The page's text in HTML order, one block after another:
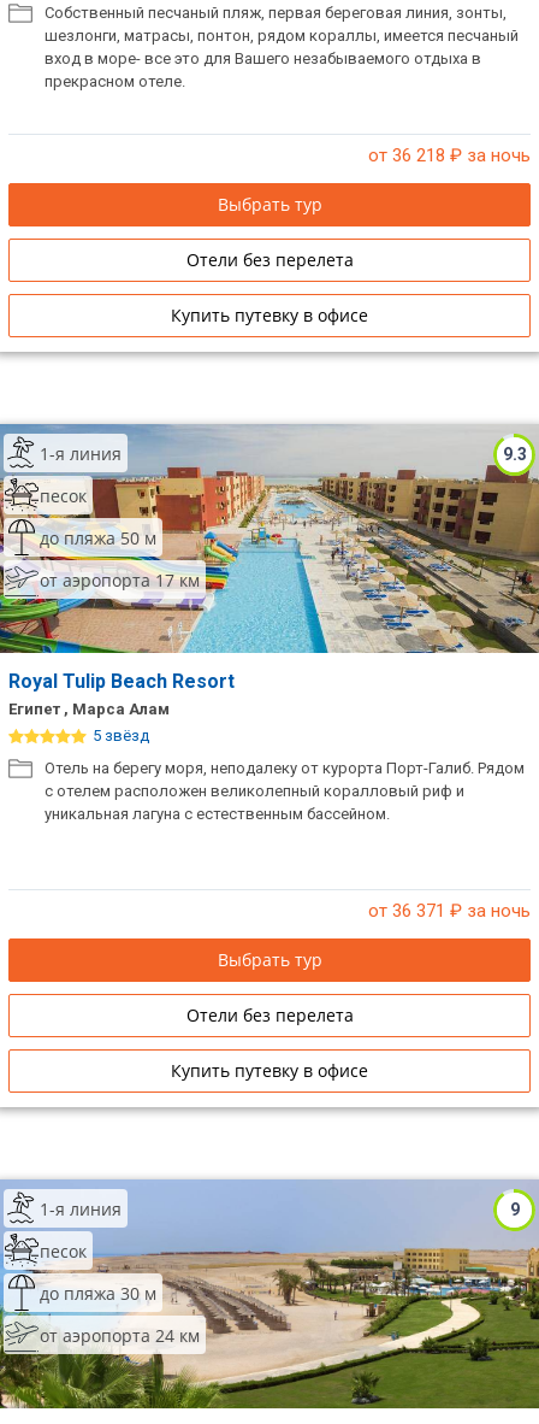
Собственный песчаный пляж, первая береговая линия, зонты,
шезлонги, матрасы, понтон, рядом кораллы, имеется песчаный
вход в море- все это для Вашего незабываемого отдыха в
прекрасном отеле.
от 36 218 ₽ за ночь
Выбрать тур
Отели без перелета
Купить путевку в офисе
9.3
1-я линия
песок
до пляжа 50 м
от аэропорта 17 км
Royal Tulip Beach Resort
Египет , Марса Алам
5 звёзд
Отель на берегу моря, неподалеку от курорта Порт-Галиб. Рядом
с отелем расположен великолепный коралловый риф и
уникальная лагуна с естественным бассейном.
от 36 371 ₽ за ночь
Выбрать тур
Отели без перелета
Купить путевку в офисе
9
1-я линия
песок
до пляжа 30 м
от аэропорта 24 км